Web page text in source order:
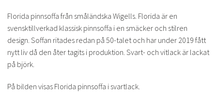
Florida pinnsoffa från småländska Wigells. Florida är en
svensktillverkad klassisk pinnsoffa i en smäcker och stilren
design. Soffan ritades redan på 50-talet och har under 2019 fått
nytt liv då den åter tagits i produktion. Svart- och vitlack är lackat
på björk.
På bilden visas Florida pinnsoffa i svartlack.